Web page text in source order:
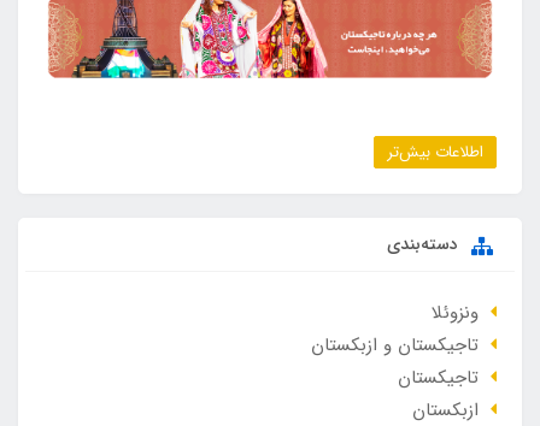
اطلاعات بیش‌تر
دسته‌بندی
ونزوئلا
تاجیکستان و ازبکستان
تاجیکستان
ازبکستان